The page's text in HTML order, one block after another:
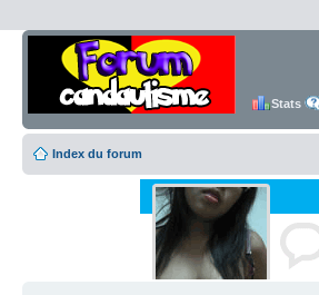
Stats
Index du forum